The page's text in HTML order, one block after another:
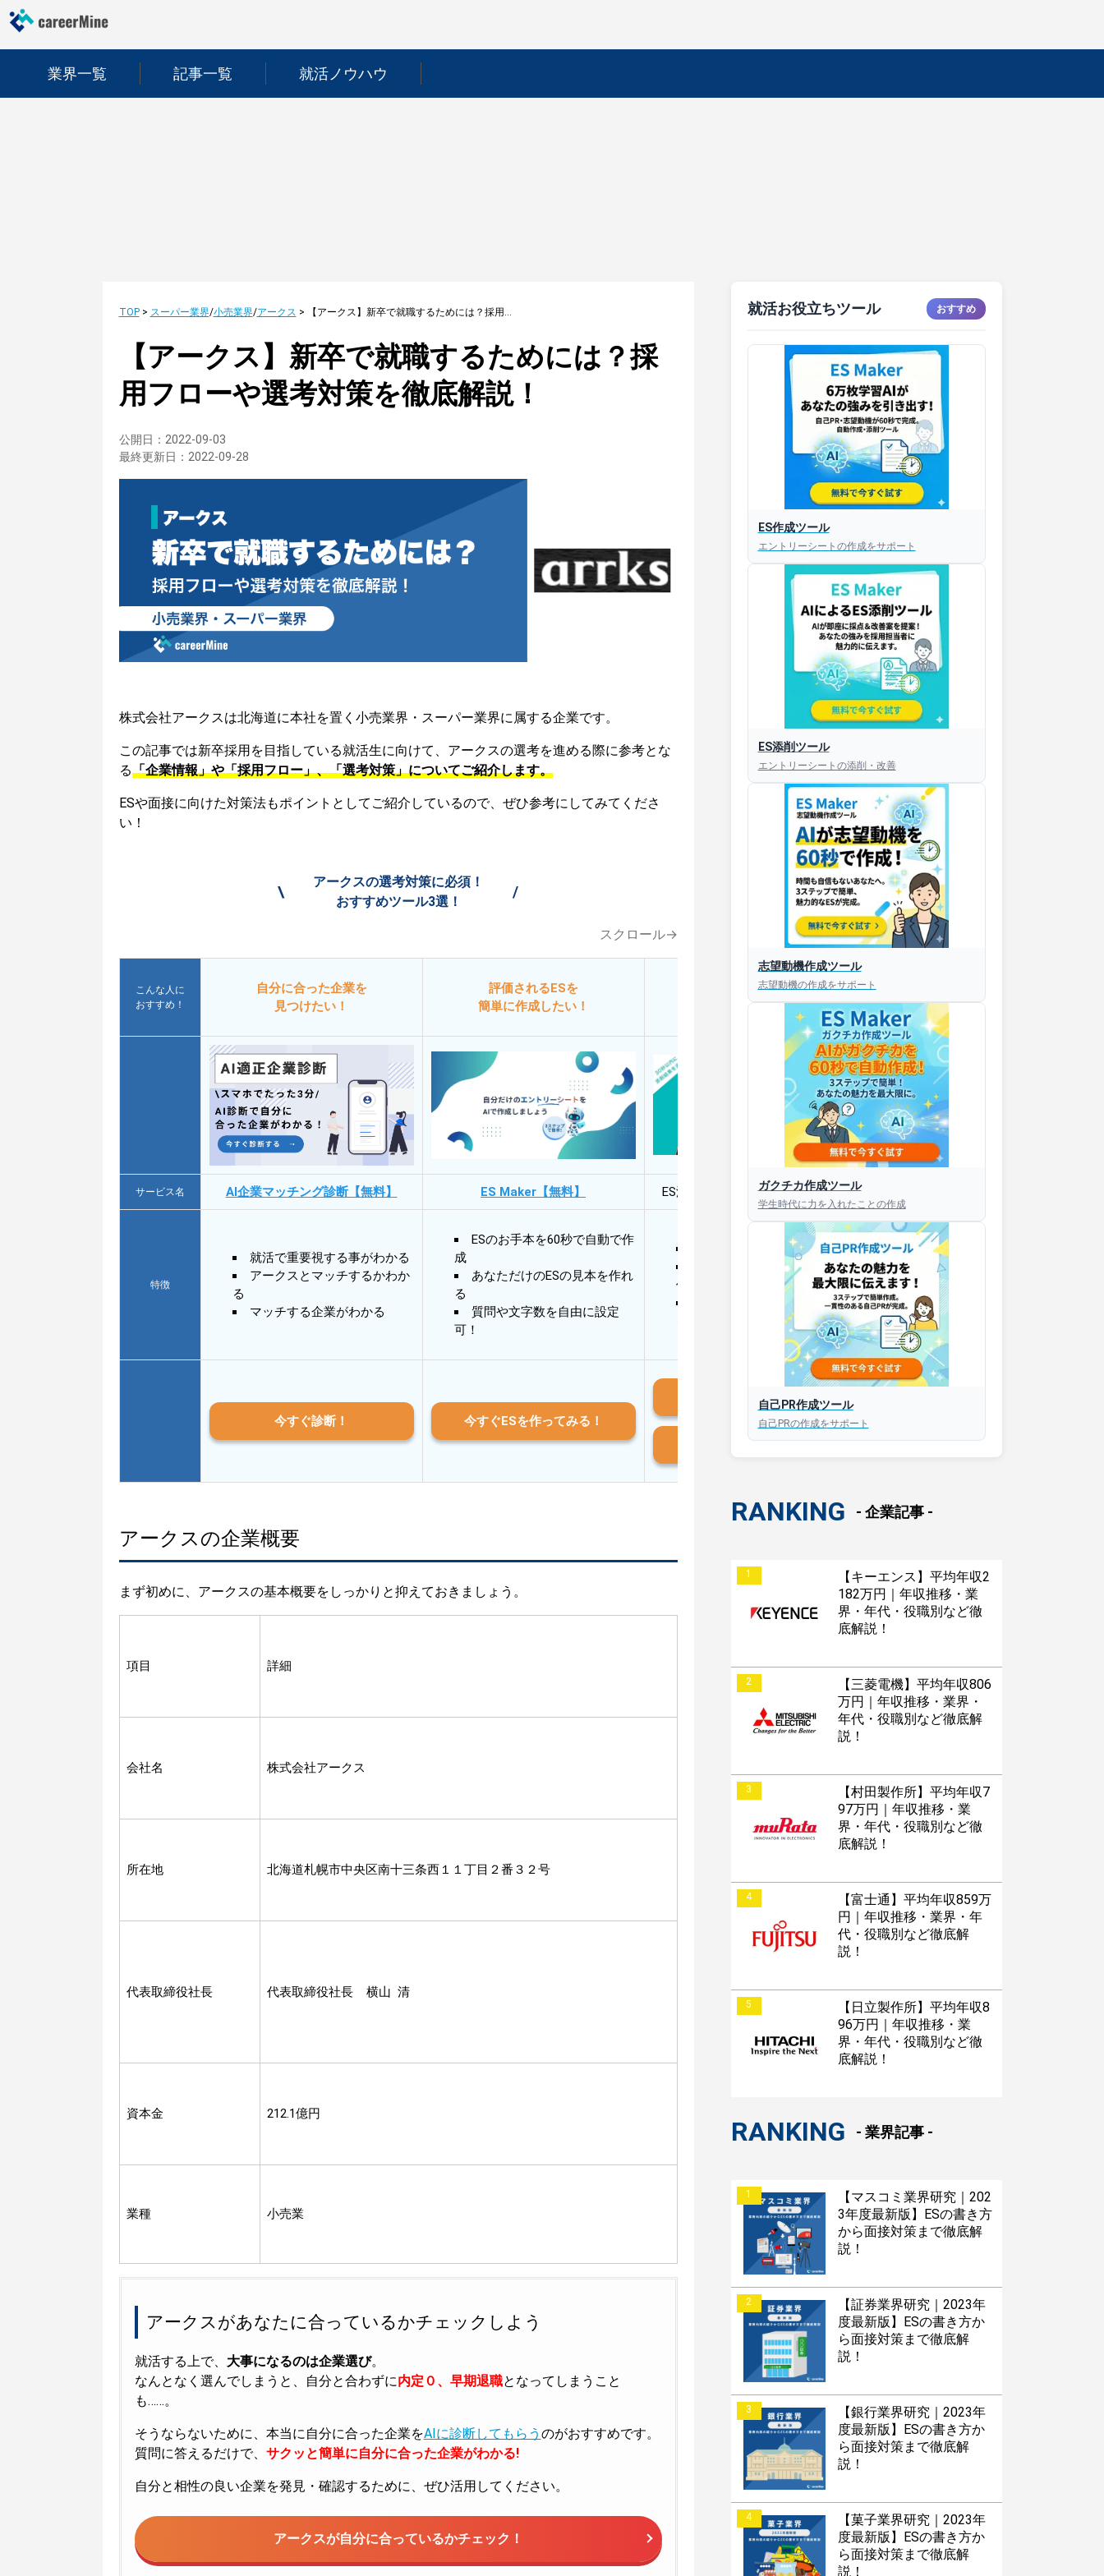
業界一覧 記事一覧 就活ノウハウ
TOP> スーパー業界/小売業界/アークス > 【アークス】新卒で就職するためには？採用フローや選考対策を徹底解説！
【アークス】新卒で就職するためには？採
用フローや選考対策を徹底解説！
公開日： 2022-09-03
最終更新日： 2022-09-28
株式会社アークスは北海道に本社を置く小売業界・スーパー業界に属する企業です。
この記事では新卒採用を目指している就活生に向けて、アークスの選考を進める際に参考とな
る「企業情報」や「採用フロー」、「選考対策」についてご紹介します。
ESや面接に向けた対策法もポイントとしてご紹介しているので、ぜひ参考にしてみてくださ
い！
\
アークスの選考対策に必須！
おすすめツール3選！
/
スクロール→
こんな人に
おすすめ！
自分に合った企業を
見つけたい！
評価されるESを
簡単に作成したい！
今すぐESを
添削してほしい！
サービス名 AI企業マッチング診断【無料】 ES Maker【無料】 ES添削・面接対策アプリ【無料】
特徴
就活で重要視する事がわかる
アークスとマッチするかわか
る
マッチする企業がわかる
ESのお手本を60秒で自動で作
成
あなただけのESの見本を作れ
る
質問や文字数を自由に設定
可！
30秒以内にあなたのESを添削
30秒以内にあなただけのESを
作成
AIと対話して面接練習ができ
今すぐ診断！ 今すぐESを作ってみる！
iOS版はこちら
Android版はこちら
アークスの企業概要
まず初めに、アークスの基本概要をしっかりと抑えておきましょう。
項目 詳細
会社名 株式会社アークス
所在地 北海道札幌市中央区南十三条西１１丁目２番３２号
代表取締役社長 代表取締役社長 横山 清
資本金 212.1億円
業種 小売業
アークスがあなたに合っているかチェックしよう
就活する上で、 大事になるのは企業選び。
なんとなく選んでしまうと、自分と合わずに内定０、早期退職となってしまうこと
も……。
そうならないために、本当に自分に合った企業をAIに診断してもらう のがおすすめです。
質問に答えるだけで、 サクッと簡単に自分に合った企業がわかる!
自分と相性の良い企業を発見・確認するために、ぜひ活用してください。
アークスが自分に合っているかチェック！
就活お役立ちツール おすすめ
ES作成ツール
エントリーシートの作成をサポート
ES添削ツール
エントリーシートの添削・改善
志望動機作成ツール
志望動機の作成をサポート
ガクチカ作成ツール
学生時代に力を入れたことの作成
自己PR作成ツール
自己PRの作成をサポート
RANKING - 企業記事 -
1
【キーエンス】平均年収2
182万円｜年収推移・業
界・年代・役職別など徹
底解説！
2
【三菱電機】平均年収806
万円｜年収推移・業界・
年代・役職別など徹底解
説！
3
【村田製作所】平均年収7
97万円｜年収推移・業
界・年代・役職別など徹
底解説！
4
【富士通】平均年収859万
円｜年収推移・業界・年
代・役職別など徹底解
説！
5
【日立製作所】平均年収8
96万円｜年収推移・業
界・年代・役職別など徹
底解説！
RANKING - 業界記事 -
1
【マスコミ業界研究｜202
3年度最新版】ESの書き方
から面接対策まで徹底解
説！
2
【証券業界研究｜2023年
度最新版】ESの書き方か
ら面接対策まで徹底解
説！
3
【銀行業界研究｜2023年
度最新版】ESの書き方か
ら面接対策まで徹底解
説！
4
【菓子業界研究｜2023年
度最新版】ESの書き方か
ら面接対策まで徹底解
説！